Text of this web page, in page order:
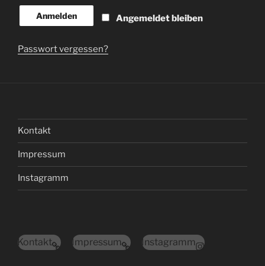
Angemeldet bleiben
Anmelden
Passwort vergessen?
Kontakt
Impressum
Instagramm
Kontakt Impressum Instagramm